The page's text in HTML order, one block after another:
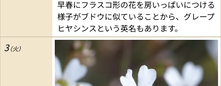
早春にフラスコ形の花を房いっぱいにつける
様子がブドウに似ていることから、グレープ
ヒヤシンスという英名もあります。
3